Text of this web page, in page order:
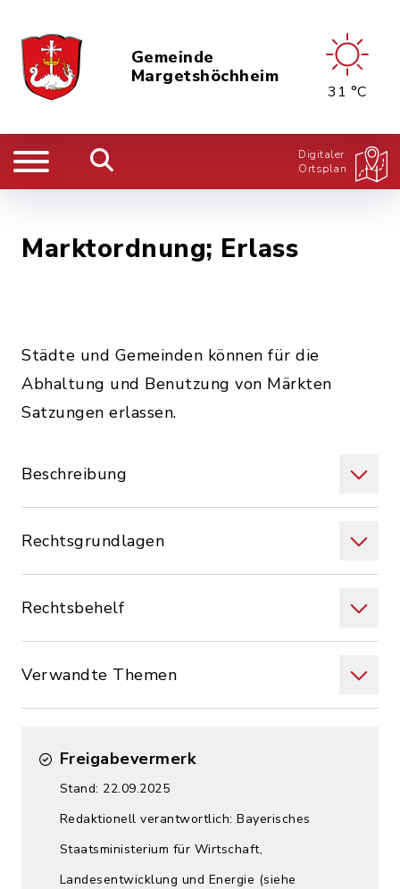
Gemeinde
Margetshöchheim
31 °C
Digitaler
Ortsplan
Marktordnung; Erlass
Städte und Gemeinden können für die
Abhaltung und Benutzung von Märkten
Satzungen erlassen.
Beschreibung
Rechtsgrundlagen
Rechtsbehelf
Verwandte Themen
Freigabevermerk
Stand: 22.09.2025
Redaktionell verantwortlich: Bayerisches
Staatsministerium für Wirtschaft,
Landesentwicklung und Energie (siehe